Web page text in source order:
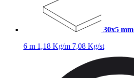
30x5 mm
6 m 1,18 Kg/m 7,08 Kg/st